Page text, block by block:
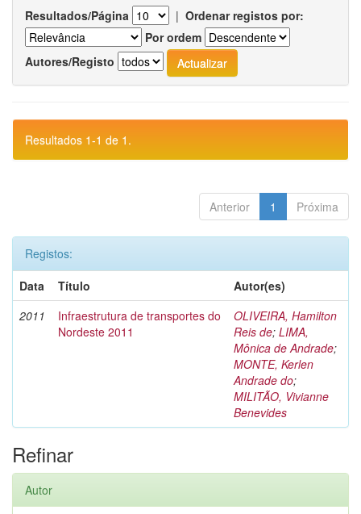
Resultados/Página | Ordenar registos por:
Por ordem
Autores/Registo
Resultados 1-1 de 1.
Anterior 1 Próxima
Registos:
Data
Título
Autor(es)
2011
Infraestrutura de transportes do
Nordeste 2011
OLIVEIRA, Hamilton
Reis de; LIMA,
Mônica de Andrade;
MONTE, Kerlen
Andrade do;
MILITÃO, Vivianne
Benevides
Refinar
Autor